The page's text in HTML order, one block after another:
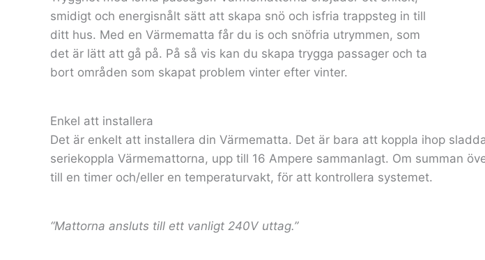
smidigt och energisnålt sätt att skapa snö och isfria trappsteg in till
ditt hus. Med en Värmematta får du is och snöfria utrymmen, som
det är lätt att gå på. På så vis kan du skapa trygga passager och ta
bort områden som skapat problem vinter efter vinter.
Enkel att installera
Det är enkelt att installera din Värmematta. Det är bara att koppla ihop
seriekoppla Värmemattorna, upp till 16 Ampere sammanlagt. Om summan
till en timer och/eller en temperaturvakt, för att kontrollera systemet.
“Mattorna ansluts till ett vanligt 240V uttag.”